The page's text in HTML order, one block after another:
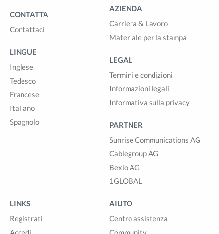
CONTATTA
Contattaci
LINGUE
Inglese
Tedesco
Francese
Italiano
Spagnolo
AZIENDA
Carriera & Lavoro
Materiale per la stampa
LEGAL
Termini e condizioni
Informazioni legali
Informativa sulla privacy
PARTNER
Sunrise Communications AG
Cablegroup AG
Bexio AG
1GLOBAL
LINKS
Registrati
Accedi
AIUTO
Centro assistenza
Community